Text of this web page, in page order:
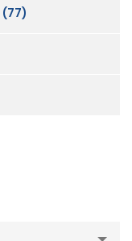
(77)